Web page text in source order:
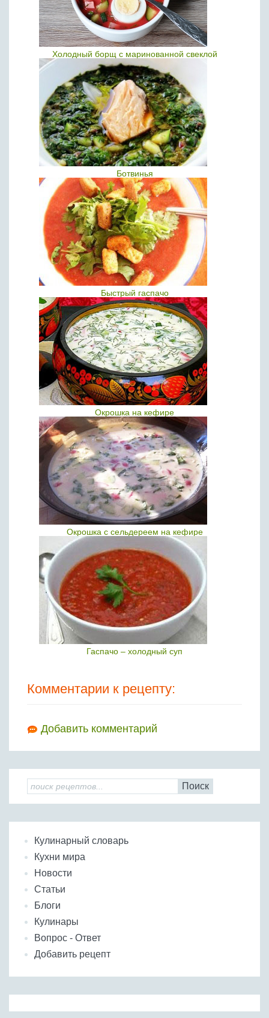
Холодный борщ с маринованной свеклой
Ботвинья
Быстрый гаспачо
Окрошка на кефире
Окрошка с сельдереем на кефире
Гаспачо – холодный суп
Комментарии к рецепту:
Добавить комментарий
Поиск
Кулинарный словарь
Кухни мира
Новости
Статьи
Блоги
Кулинары
Вопрос - Ответ
Добавить рецепт